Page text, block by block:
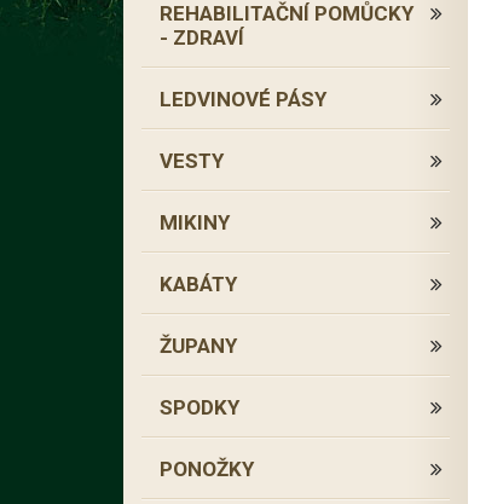
REHABILITAČNÍ POMŮCKY
- ZDRAVÍ
LEDVINOVÉ PÁSY
VESTY
MIKINY
KABÁTY
ŽUPANY
SPODKY
PONOŽKY